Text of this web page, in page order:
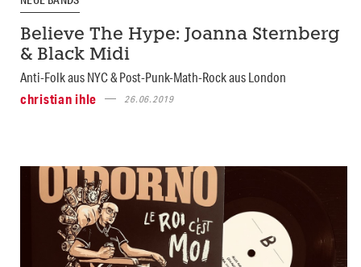
Believe The Hype: Joanna Sternberg
& Black Midi
Anti-Folk aus NYC & Post-Punk-Math-Rock aus London
christian ihle
26.06.2019